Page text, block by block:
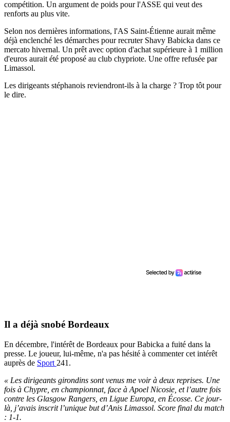
compétition. Un argument de poids pour l'ASSE qui veut des
renforts au plus vite.
Selon nos dernières informations, l'AS Saint-Étienne aurait même
déjà enclenché les démarches pour recruter Shavy Babicka dans ce
mercato hivernal. Un prêt avec option d'achat supérieure à 1 million
d'euros aurait été proposé au club chypriote. Une offre refusée par
Limassol.
Les dirigeants stéphanois reviendront-ils à la charge ? Trop tôt pour
le dire.
Il a déjà snobé Bordeaux
En décembre, l'intérêt de Bordeaux pour Babicka a fuité dans la
presse. Le joueur, lui-même, n'a pas hésité à commenter cet intérêt
auprès de Sport 241.
« Les dirigeants girondins sont venus me voir à deux reprises. Une
fois à Chypre, en championnat, face à Apoel Nicosie, et l’autre fois
contre les Glasgow Rangers, en Ligue Europa, en Écosse. Ce jour-
là, j’avais inscrit l’unique but d’Anis Limassol. Score final du match
: 1-1.